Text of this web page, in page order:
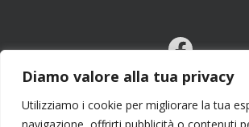
Diamo valore alla tua privacy
Utilizziamo i cookie per migliorare la tua
Email
X